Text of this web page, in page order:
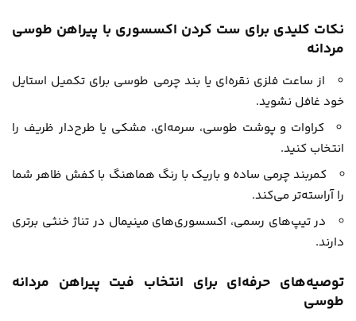
نکات کلیدی برای ست کردن اکسسوری با پیراهن طوسی
مردانه
از ساعت فلزی نقره‌ای یا بند چرمی طوسی برای تکمیل استایل
خود غافل نشوید.
کراوات و پوشت طوسی، سرمه‌ای، مشکی یا طرح‌دار ظریف را
انتخاب کنید.
کمربند چرمی ساده و باریک با رنگ هماهنگ با کفش ظاهر شما
را آراسته‌تر می‌کند.
در تیپ‌های رسمی، اکسسوری‌های مینیمال در تناژ خنثی برتری
دارند.
توصیه‌های حرفه‌ای برای انتخاب فیت پیراهن مردانه
طوسی